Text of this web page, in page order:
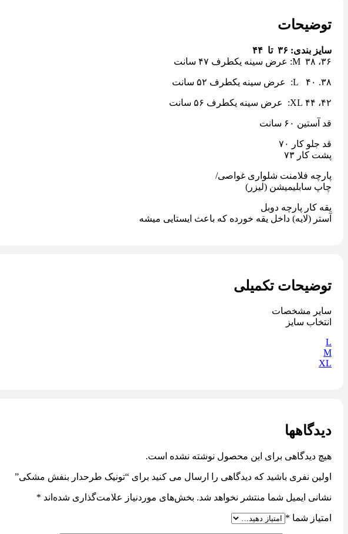
توضیحات
سایز بندی: ٣۶ تا ۴۴
٣۶، ٣٨ M: عرض سینه یکطرف ۴٧ سانت
٣٨. ۴٠ L: عرض سینه یکطرف ۵٢ سانت
۴٢، ۴۴ XL: عرض سینه یکطرف ۵۶ سانت
قد آستین ۶٠ سانت
قد جلو کار ٧٠
پشت کار ٧٣
پارچه فلامنت شلواری غواصی/
چاپ سابلیمیشن (لیزر)
یقه کار پارچه دوبل
آستر (لایه) داخل یقه خورده که باعث ایستایی میشه
توضیحات تکمیلی
سایر مشخصات
انتخاب سایز
L
M
XL
دیدگاهها
هیچ دیدگاهی برای این محصول نوشته نشده است.
اولین نفری باشید که دیدگاهی را ارسال می کنید برای “تونیک طرحدار بنفش مشکی”
نشانی ایمیل شما منتشر نخواهد شد. بخش‌های موردنیاز علامت‌گذاری شده‌اند *
امتیاز شما *